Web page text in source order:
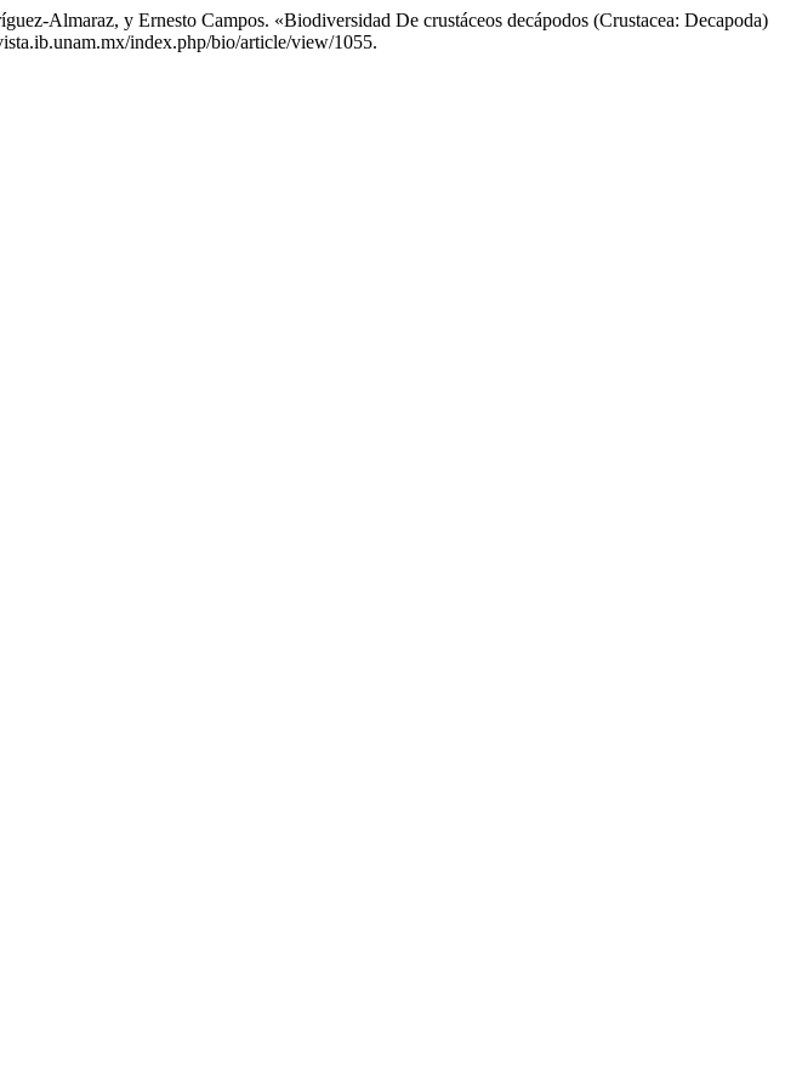
Almaraz, y Ernesto Campos. «Biodiversidad De crustáceos decápodos (Crustacea: Decapoda)
index.php/bio/article/view/1055.